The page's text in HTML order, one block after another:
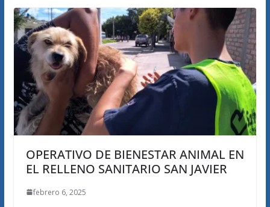
OPERATIVO DE BIENESTAR ANIMAL EN
EL RELLENO SANITARIO SAN JAVIER
febrero 6, 2025